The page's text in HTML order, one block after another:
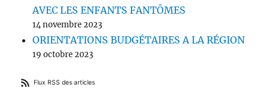
AVEC LES ENFANTS FANTÔMES
14 novembre 2023
ORIENTATIONS BUDGÉTAIRES A LA RÉGION
19 octobre 2023
Flux RSS des articles